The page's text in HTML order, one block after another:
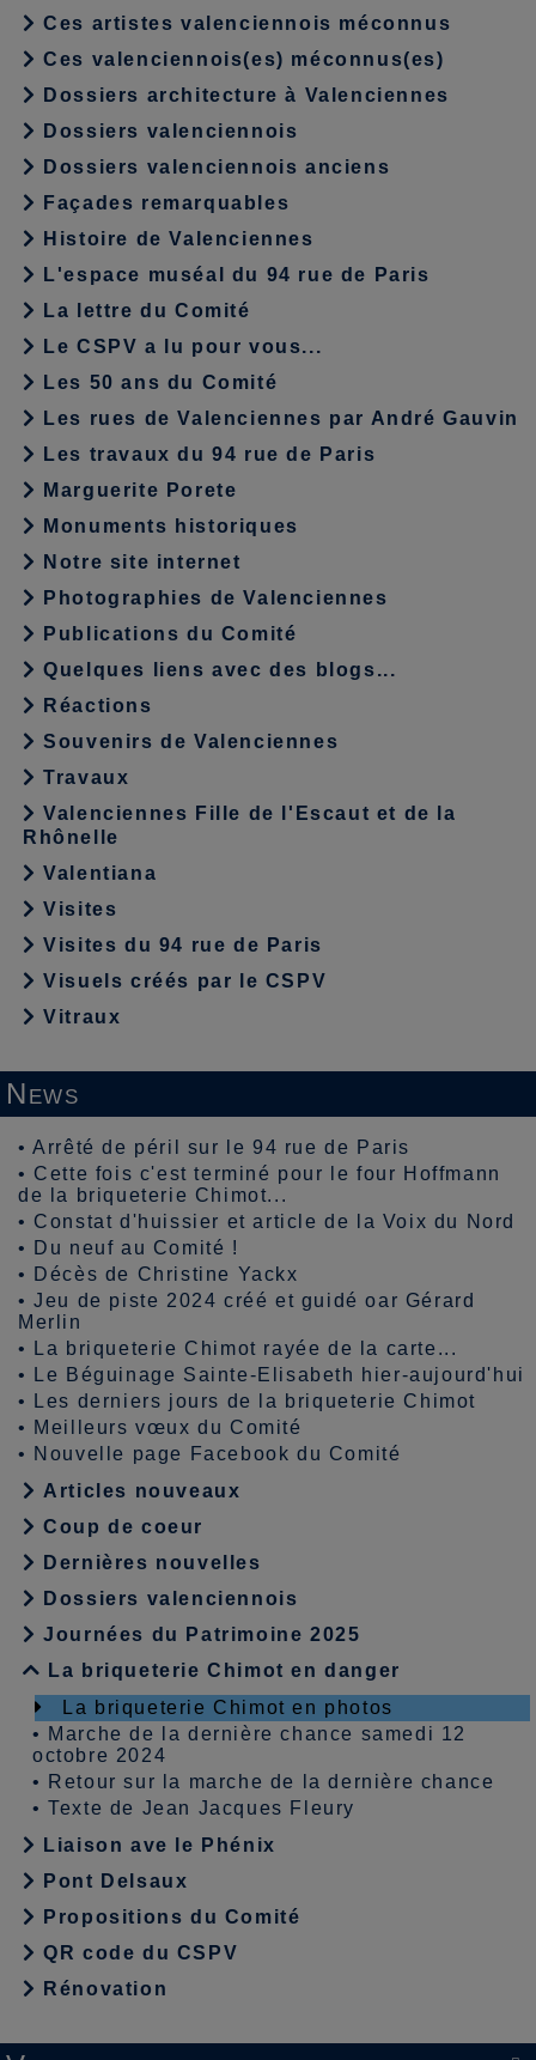
Ces artistes valenciennois méconnus
Ces valenciennois(es) méconnus(es)
Dossiers architecture à Valenciennes
Dossiers valenciennois
Dossiers valenciennois anciens
Façades remarquables
Histoire de Valenciennes
L'espace muséal du 94 rue de Paris
La lettre du Comité
Le CSPV a lu pour vous...
Les 50 ans du Comité
Les rues de Valenciennes par André Gauvin
Les travaux du 94 rue de Paris
Marguerite Porete
Monuments historiques
Notre site internet
Photographies de Valenciennes
Publications du Comité
Quelques liens avec des blogs...
Réactions
Souvenirs de Valenciennes
Travaux
Valenciennes Fille de l'Escaut et de la
Rhônelle
Valentiana
Visites
Visites du 94 rue de Paris
Visuels créés par le CSPV
Vitraux
News
•Arrêté de péril sur le 94 rue de Paris
• Cette fois c'est terminé pour le four Hoffmann
de la briqueterie Chimot...
• Constat d'huissier et article de la Voix du Nord
•
Du neuf au Comité !
•
Décès de Christine Yackx
•Jeu de piste 2024 créé et guidé oar Gérard
Merlin
•
La briqueterie Chimot rayée de la carte...
•
Le Béguinage Sainte-Elisabeth hier-aujourd'hui
•
Les derniers jours de la briqueterie Chimot
• Meilleurs vœux du Comité
• Nouvelle page Facebook du Comité
Articles nouveaux
Coup de coeur
Dernières nouvelles
Dossiers valenciennois
Journées du Patrimoine 2025
La briqueterie Chimot en danger
La briqueterie Chimot en photos
• Marche de la dernière chance samedi 12
octobre 2024
•
Retour sur la marche de la dernière chance
•Texte de Jean Jacques Fleury
Liaison ave le Phénix
Pont Delsaux
Propositions du Comité
QR code du CSPV
Rénovation